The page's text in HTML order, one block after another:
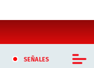
SEÑALES